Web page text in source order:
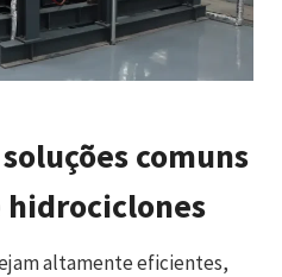
comuns
hidrociclones
altamente eficientes,